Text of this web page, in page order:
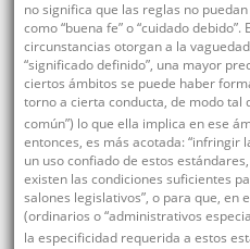
no significa que las reglas no
como “buena fe” o “cuidado
circunstancias otorgan a la
“significado definido”, una mayor
ciertos ámbitos se puede haber
torno a cierta conducta, de modo tal
común”) lo que ella implica en ese
entonces, es más acotada: “infringir
un uso confiado de estos
existen las condiciones suficientes
salones legislativos”, o para que, en
(ordinarios o “administrativos
la especificidad requerida a estos